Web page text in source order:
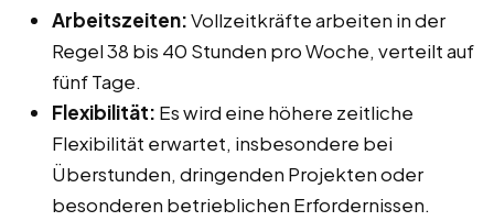
Arbeitszeiten:Vollzeitkräfte arbeiten in der
Regel 38 bis 40 Stunden pro Woche, verteilt auf
fünf Tage.
Flexibilität: Es wird eine höhere zeitliche
Flexibilität erwartet, insbesondere bei
Überstunden, dringenden Projekten oder
besonderen betrieblichen Erfordernissen.